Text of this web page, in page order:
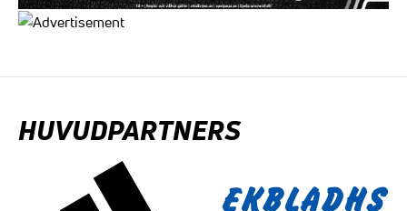
HUVUDPARTNERS